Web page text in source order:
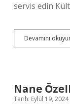
servis edin
Devamını
Nane
Tarih: Eylül 19, 2024